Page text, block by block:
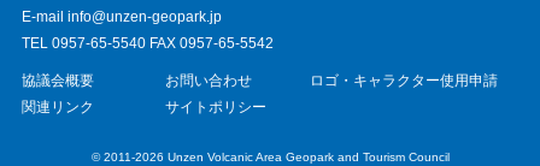
協議会概要 お問い合わせ
ロゴ・キャラクター使用申請
関連リンク
サイトポリシー
© 2011-2026 Unzen Volcanic Area Geopark and Tourism Council
E-mail info@unzen-geopark.jp
TEL 0957-65-5540 FAX 0957-65-5542